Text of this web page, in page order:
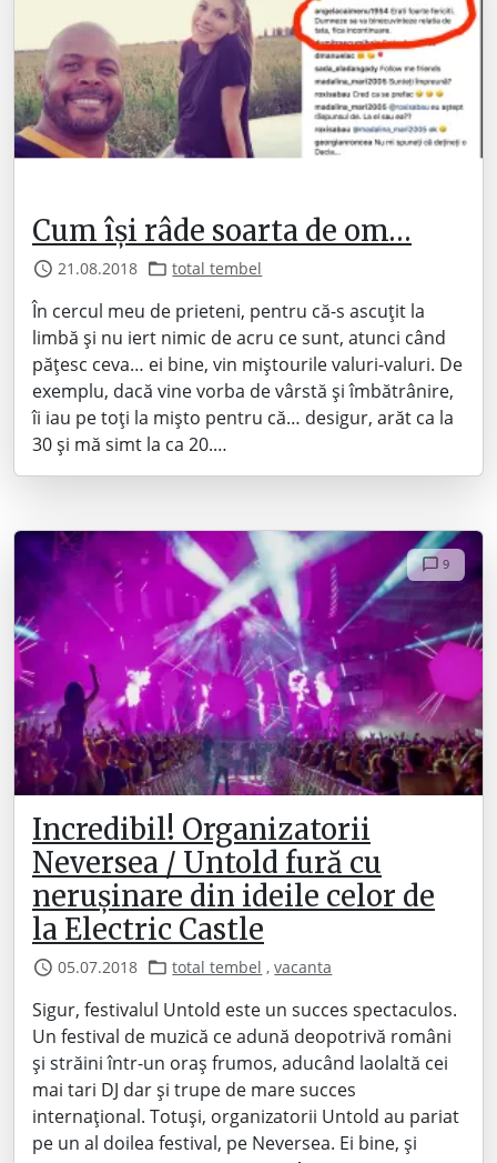
Cum își râde soarta de om…
21.08.2018 total tembel
În cercul meu de prieteni, pentru că-s ascuțit la
limbă și nu iert nimic de acru ce sunt, atunci când
pățesc ceva… ei bine, vin miștourile valuri-valuri. De
exemplu, dacă vine vorba de vârstă și îmbătrânire,
îi iau pe toți la mișto pentru că… desigur, arăt ca la
30 și mă simt la ca 20.…
9
Incredibil! Organizatorii
Neversea / Untold fură cu
nerușinare din ideile celor de
la Electric Castle
05.07.2018 total tembel ,vacanta
Sigur, festivalul Untold este un succes spectaculos.
Un festival de muzică ce adună deopotrivă români
și străini într-un oraș frumos, aducând laolaltă cei
mai tari DJ dar și trupe de mare succes
internațional. Totuși, organizatorii Untold au pariat
pe un al doilea festival, pe Neversea. Ei bine, și